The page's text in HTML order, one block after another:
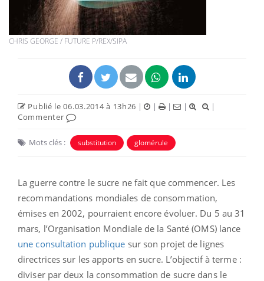
CHRIS GEORGE / FUTURE P/REX/SIPA
Publié le 06.03.2014 à 13h26 | | | |
|
Commenter
Mots clés : substitution glomérule
La guerre contre le sucre ne fait que commencer. Les
recommandations mondiales de consommation,
émises en 2002, pourraient encore évoluer. Du 5 au 31
mars, l’Organisation Mondiale de la Santé (OMS) lance
une consultation publique sur son projet de lignes
directrices sur les apports en sucre. L’objectif à terme :
diviser par deux la consommation de sucre dans le